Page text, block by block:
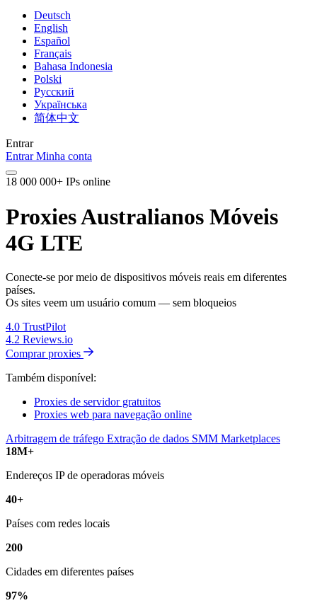
Deutsch
English
Español
Français
Bahasa Indonesia
Polski
Русский
Українська
简体中文
Entrar
EntrarMinha conta
18 000 000+ IPs online
Proxies Australianos Móveis
4G LTE
Conecte-se por meio de dispositivos móveis reais em diferentes
países.
Os sites veem um usuário comum — sem bloqueios
4.0 TrustPilot
4.2 Reviews.io
Comprar proxies
Também disponível:
Proxies de servidor gratuitos
Proxies web para navegação online
Arbitragem de tráfego Extração de dados SMM Marketplaces
18M+
Endereços IP de operadoras móveis
40+
Países com redes locais
200
Cidades em diferentes países
97%